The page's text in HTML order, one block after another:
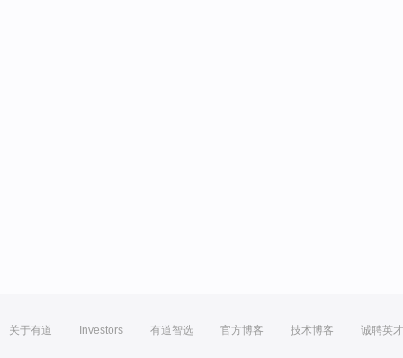
关于有道 Investors 有道智选 官方博客 技术博客 诚聘英才